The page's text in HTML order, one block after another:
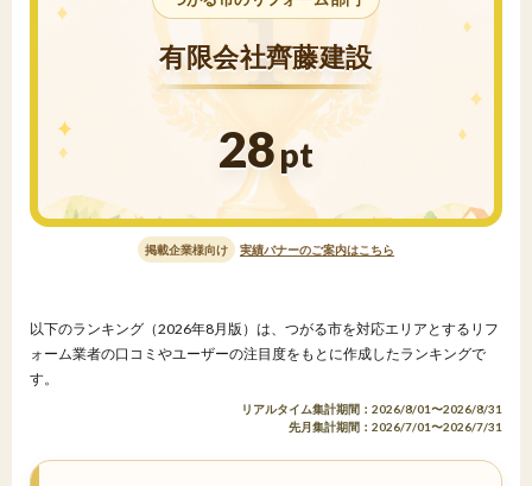
有限会社齊藤建設
28pt
掲載企業様向け 実績バナーのご案内はこちら
以下のランキング（2026年8月版）は、つがる市を対応エリアとするリフ
ォーム業者の口コミやユーザーの注目度をもとに作成したランキングで
す。
リアルタイム集計期間：2026/8/01〜2026/8/31
先月集計期間：2026/7/01〜2026/7/31